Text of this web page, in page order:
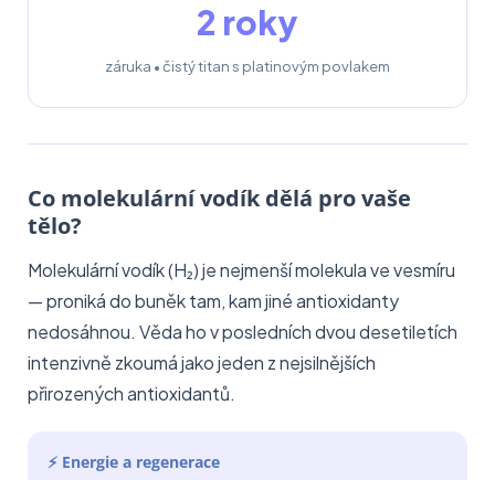
2 roky
záruka • čistý titan s platinovým povlakem
Co molekulární vodík dělá pro vaše
tělo?
Molekulární vodík (H₂) je nejmenší molekula ve vesmíru
— proniká do buněk tam, kam jiné antioxidanty
nedosáhnou. Věda ho v posledních dvou desetiletích
intenzivně zkoumá jako jeden z nejsilnějších
přirozených antioxidantů.
⚡ Energie a regenerace